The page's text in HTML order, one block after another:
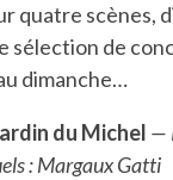
quatre scènes,
sélection de
dimanche…
du Michel —
: Margaux Gatti